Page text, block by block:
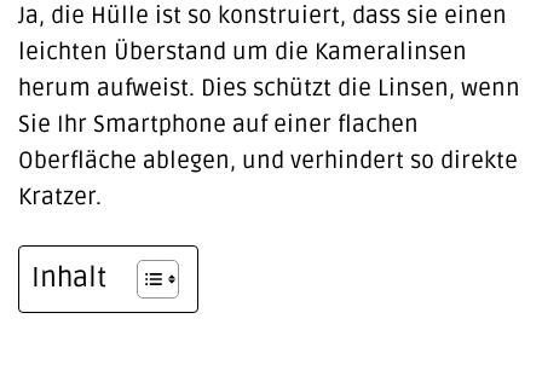
Ja, die Hülle ist so konstruiert, dass sie einen
leichten Überstand um die Kameralinsen
herum aufweist. Dies schützt die Linsen, wenn
Sie Ihr Smartphone auf einer flachen
Oberfläche ablegen, und verhindert so direkte
Kratzer.
Inhalt